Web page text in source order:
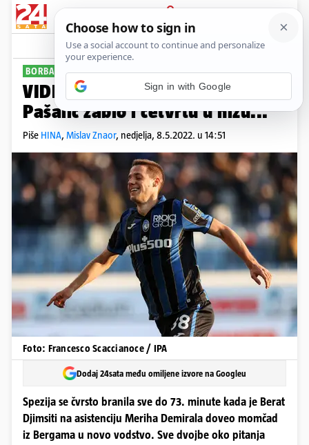
PRIJAVA
Sport Komentari
BORBA ZA EUROPU
VIDEO Trebaš gol? Zovi Marija!
Pašalić zabio i četvrtu u nizu...
Piše HINA, Mislav Znaor, nedjelja, 8.5.2022. u 14:51
Foto: Francesco Scaccianoce / IPA
Dodaj 24sata među omiljene izvore na Googleu
Spezija se čvrsto branila sve do 73. minute kada je Berat
Djimsiti na asistenciju Meriha Demirala doveo momčad
iz Bergama u novo vodstvo. Sve dvojbe oko pitanja